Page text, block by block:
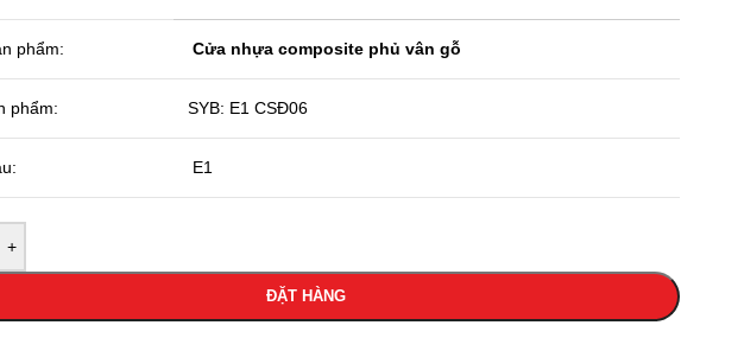
phẩm: Cửa nhựa composite phủ vân gỗ
phẩm: SYB: E1 CSĐ06
E1
+
ĐẶT HÀNG